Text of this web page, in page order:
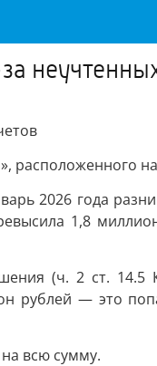
расположенного
2026 года
1,8
(ч. 2 ст.
рублей — это
всю сумму.